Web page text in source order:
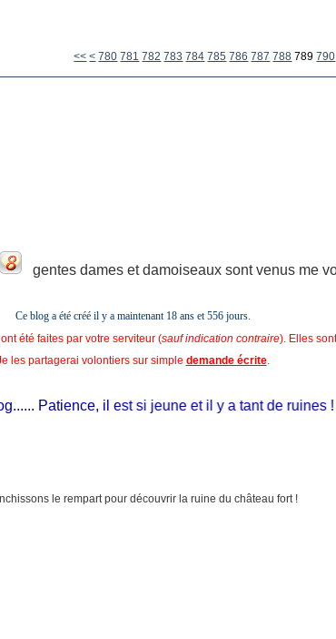
<< < 700
710
720
730
740
750
760
770
780 781 782 783 784 785 786 787 788 789 790
gentes dames et damoiseaux sont venus me
Ce blog a été créé il y a maintenant 18 ans et556 jours.
été faites par votre serviteur (sauf indication contraire). Elles
les partagerai volontiers sur simple demande écrite.
Patience, il est si jeune et il y a tant de ruines !